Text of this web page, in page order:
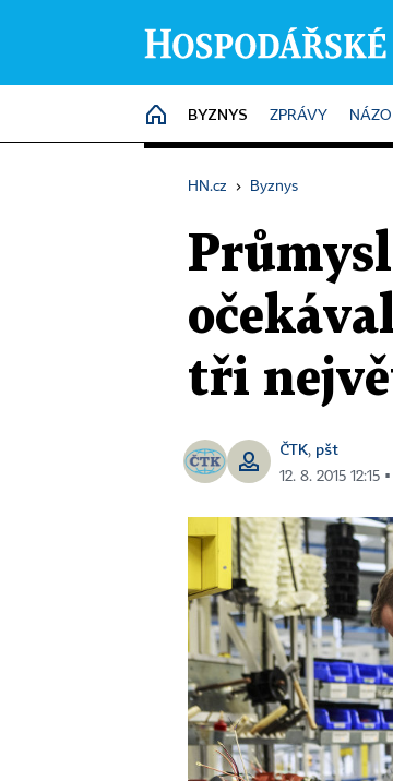
HOME
BYZNYS ZPRÁVY
HN.cz › Byznys
tři
ČTK, pšt
12. 8. 2015 12:15